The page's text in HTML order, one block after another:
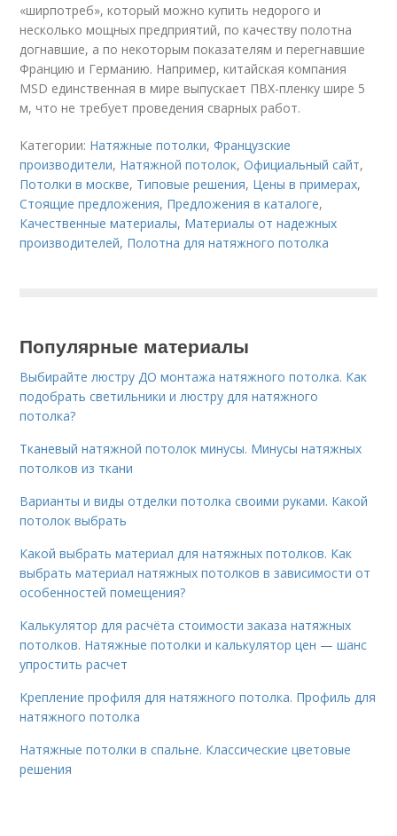
«ширпотреб», который можно купить недорого и
несколько мощных предприятий, по качеству полотна
догнавшие, а по некоторым показателям и перегнавшие
Францию и Германию. Например, китайская компания
MSD единственная в мире выпускает ПВХ-пленку шире 5
м, что не требует проведения сварных работ.
Категории: Натяжные потолки,Французские
производители, Натяжной потолок,Официальный сайт,
Потолки в москве, Типовые решения, Цены в примерах,
Стоящие предложения, Предложения в каталоге,
Качественные материалы, Материалы от надежных
производителей, Полотна для натяжного потолка
Популярные материалы
Выбирайте люстру ДО монтажа натяжного потолка. Как
подобрать светильники и люстру для натяжного
потолка?
Тканевый натяжной потолок минусы. Минусы натяжных
потолков из ткани
Варианты и виды отделки потолка своими руками. Какой
потолок выбрать
Какой выбрать материал для натяжных потолков. Как
выбрать материал натяжных потолков в зависимости от
особенностей помещения?
Калькулятор для расчёта стоимости заказа натяжных
потолков. Натяжные потолки и калькулятор цен — шанс
упростить расчет
Крепление профиля для натяжного потолка. Профиль для
натяжного потолка
Натяжные потолки в спальне. Классические цветовые
решения